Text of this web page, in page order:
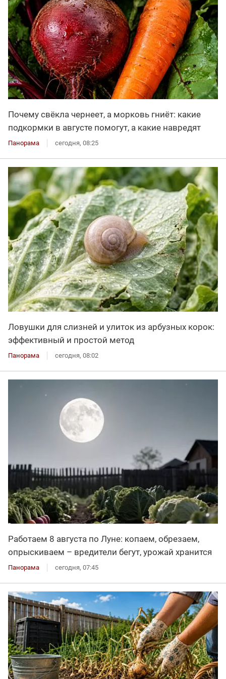
Почему свёкла чернеет, а морковь гниёт: какие
подкормки в августе помогут, а какие навредят
Панорама сегодня, 08:25
Ловушки для слизней и улиток из арбузных корок:
эффективный и простой метод
Панорама сегодня, 08:02
Работаем 8 августа по Луне: копаем, обрезаем,
опрыскиваем – вредители бегут, урожай хранится
Панорама сегодня, 07:45